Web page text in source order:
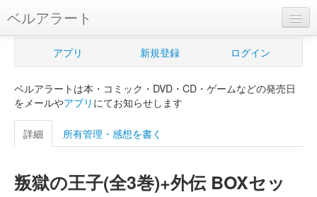
ベルアラート
ベルアラートとは
新規登録
ログイン
購入管理
アプリ 新規登録 ログイン
ベルアラートは本・コミック・DVD・CD・ゲームなどの発売日
をメールやアプリ にてお知らせします
詳細 所有管理・感想を書く
叛獄の王子(全3巻)+外伝 BOXセッ